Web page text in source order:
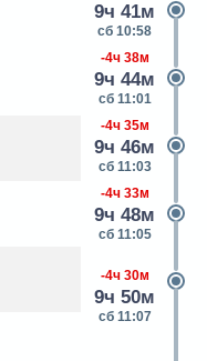
9ч 41м
сб 10:58
-4ч 38м
9ч 44м
сб 11:01
-4ч 35м
9ч 46м
сб 11:03
-4ч 33м
9ч 48м
сб 11:05
-4ч 30м
9ч 50м
сб 11:07